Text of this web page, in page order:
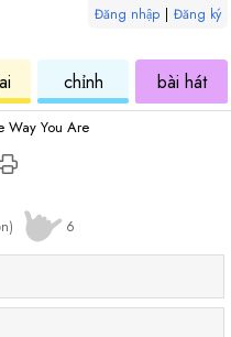
Đăng nhập | Đăng ký
ukulele
chỉnh
ukulele
bài hát
Way You Are
6